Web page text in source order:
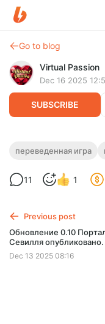
Go to blog
Virtual Passion
Dec 16 2025
SUBSCRIBE
Месть Инанны
То, что кажетсяДоступ
переведенная игра
11 1
Previous post
Обновление 0.10
Севилля опубликовано.
Dec 13 2025 08:16